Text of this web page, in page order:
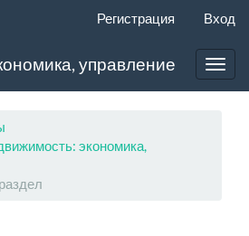
Регистрация Вход
управление
экономика,